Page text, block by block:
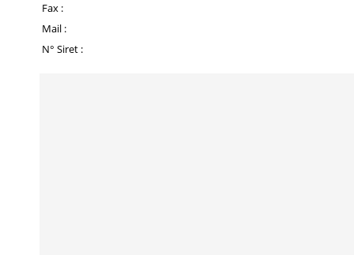
Fax :
Mail :
N° Siret :